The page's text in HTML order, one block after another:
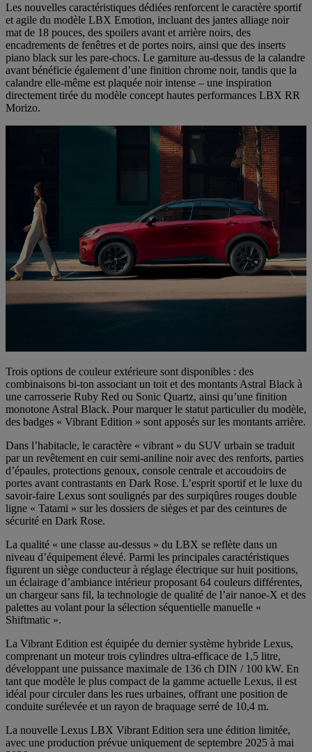
Les nouvelles caractéristiques dédiées renforcent le caractère sportif
et agile du modèle LBX Emotion, incluant des jantes alliage noir
mat de 18 pouces, des spoilers avant et arrière noirs, des
encadrements de fenêtres et de portes noirs, ainsi que des inserts
piano black sur les pare-chocs. Le garniture au-dessus de la calandre
avant bénéficie également d’une finition chrome noir, tandis que la
calandre elle-même est plaquée noir intense – une inspiration
directement tirée du modèle concept hautes performances LBX RR
Morizo.
Trois options de couleur extérieure sont disponibles : des
combinaisons bi‑ton associant un toit et des montants Astral Black à
une carrosserie Ruby Red ou Sonic Quartz, ainsi qu’une finition
monotone Astral Black. Pour marquer le statut particulier du modèle,
des badges « Vibrant Edition » sont apposés sur les montants arrière.
Dans l’habitacle, le caractère « vibrant » du SUV urbain se traduit
par un revêtement en cuir semi-aniline noir avec des renforts, parties
d’épaules, protections genoux, console centrale et accoudoirs de
portes avant contrastants en Dark Rose. L’esprit sportif et le luxe du
savoir-faire Lexus sont soulignés par des surpiqûres rouges double
ligne « Tatami » sur les dossiers de sièges et par des ceintures de
sécurité en Dark Rose.
La qualité « une classe au-dessus » du LBX se reflète dans un
niveau d’équipement élevé. Parmi les principales caractéristiques
figurent un siège conducteur à réglage électrique sur huit positions,
un éclairage d’ambiance intérieur proposant 64 couleurs différentes,
un chargeur sans fil, la technologie de qualité de l’air nanoe‑X et des
palettes au volant pour la sélection séquentielle manuelle «
Shiftmatic ».
La Vibrant Edition est équipée du dernier système hybride Lexus,
comprenant un moteur trois cylindres ultra‑efficace de 1,5 litre,
développant une puissance maximale de 136 ch DIN / 100 kW. En
tant que modèle le plus compact de la gamme actuelle Lexus, il est
idéal pour circuler dans les rues urbaines, offrant une position de
conduite surélevée et un rayon de braquage serré de 10,4 m.
La nouvelle Lexus LBX Vibrant Edition sera une édition limitée,
avec une production prévue uniquement de septembre 2025 à mai